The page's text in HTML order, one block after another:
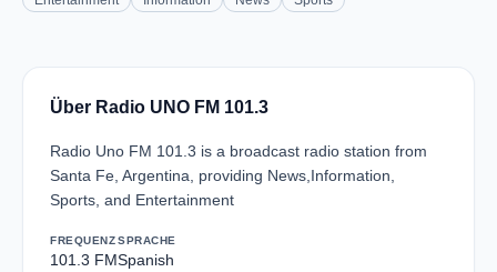
Über Radio UNO FM 101.3
Radio Uno FM 101.3 is a broadcast radio station from
Santa Fe, Argentina, providing News,Information,
Sports, and Entertainment
FREQUENZ
101.3 FM
SPRACHE
Spanish